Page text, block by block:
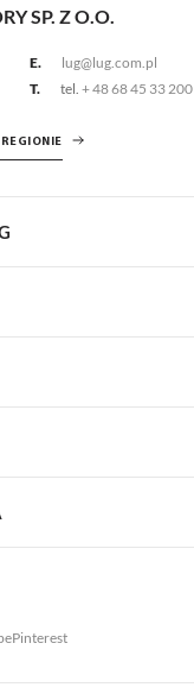
SP. Z O.O.
E.
lug@lug.com.pl
T.
tel. + 48 68 45 33 200
Pinterest